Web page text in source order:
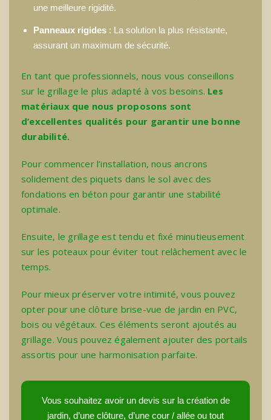
une meilleure rigidité.
Panneaux rigides : La solution la plus résistante,
assurant un maximum de sécurité.
En tant que professionnels, nous vous conseillons
sur le grillage le plus adapté à vos besoins. Les
matériaux que nous proposons sont
d’excellentes qualités pour garantir une bonne
durabilité.
Pour commencer l’installation, nous ancrons
solidement des piquets dans le sol avec des
fondations en béton pour garantir une stabilité
optimale.
Ensuite, le grillage est tendu et fixé minutieusement
sur les poteaux pour éviter tout relâchement avec le
temps.
Pour mieux préserver votre intimité, vous pouvez
opter pour une clôture brise-vue de jardin en PVC,
bois ou végétaux. Ces éléments seront ajoutés au
grillage. Vous pouvez également ajouter des portails
assortis pour une harmonisation parfaite.
Vous souhaitez avoir un devis sur la création de
jardin, d’une clôture, d’une cour / allée ou tout